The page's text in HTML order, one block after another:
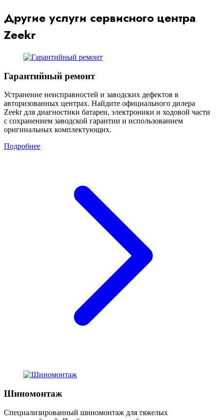
Другие услуги сервисного центра
Zeekr
Гарантийный ремонт
Устранение неисправностей и заводских дефектов в
авторизованных центрах. Найдите официального дилера
Zeekr для диагностики батареи, электроники и ходовой части
с сохранением заводской гарантии и использованием
оригинальных комплектующих.
Подробнее
Шиномонтаж
Специализированный шиномонтаж для тяжелых